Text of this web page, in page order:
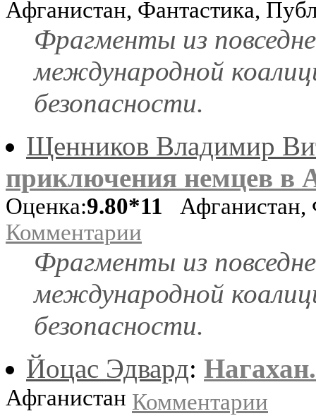
Афганистан, Фантастика,
Фрагменты из
международной
безопасности.
Щенников Владимир
приключения немцев в
Оценка:9.80*11 Афганистан,
Комментарии
Фрагменты из
международной
безопасности.
Йоцас Эдвард:
Афганистан Комментарии